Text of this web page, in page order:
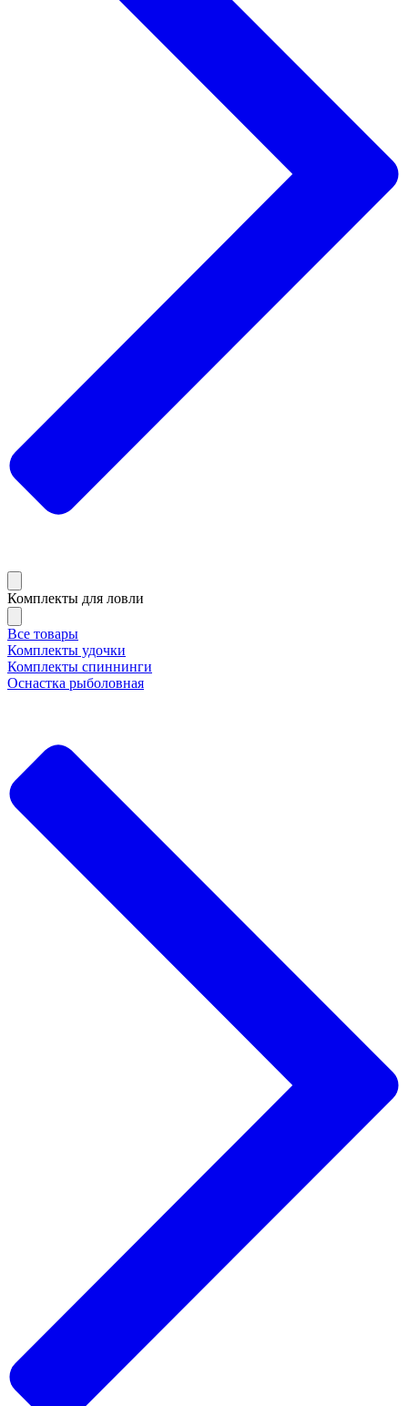
Комплекты для ловли
Все товары
Комплекты удочки
Комплекты спиннинги
Оснастка рыболовная